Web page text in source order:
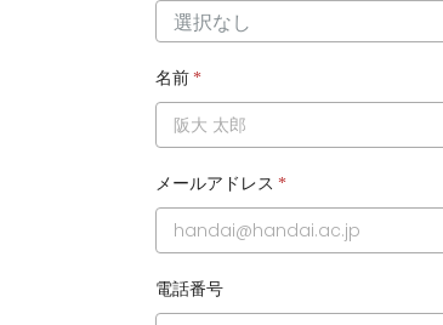
名前 *
メールアドレス *
電話番号